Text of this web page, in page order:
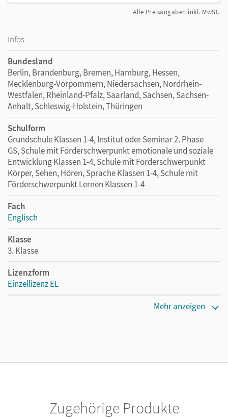
Alle Preisangaben inkl. MwSt.
Infos
Bundesland
Berlin, Brandenburg, Bremen, Hamburg, Hessen,
Mecklenburg-Vorpommern, Niedersachsen, Nordrhein-
Westfalen, Rheinland-Pfalz, Saarland, Sachsen, Sachsen-
Anhalt, Schleswig-Holstein, Thüringen
Schulform
Grundschule Klassen 1-4, Institut oder Seminar 2. Phase
GS, Schule mit Förderschwerpunkt emotionale und soziale
Entwicklung Klassen 1-4, Schule mit Förderschwerpunkt
Körper, Sehen, Hören, Sprache Klassen 1-4, Schule mit
Förderschwerpunkt Lernen Klassen 1-4
Fach
Englisch
Klasse
3. Klasse
Lizenzform
Einzellizenz EL
Mehr anzeigen
Zugehörige Produkte